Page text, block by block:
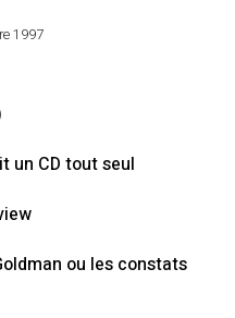
1997
un CD tout seul
ou les constats